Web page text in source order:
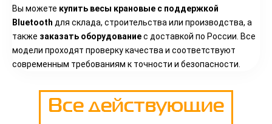
Вы можете купить весы крановые с поддержкой
Bluetooth для склада, строительства или производства, а
также заказать оборудованиес доставкой по России. Все
модели проходят проверку качества и соответствуют
современным требованиям к точности и безопасности.